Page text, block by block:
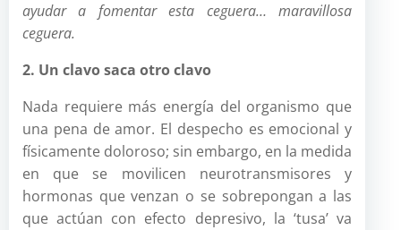
ayudar a fomentar esta ceguera… maravillosa
ceguera.
2. Un clavo saca otro clavo
Nada requiere más energía del organismo que
una pena de amor. El despecho es emocional y
físicamente doloroso; sin embargo, en la medida
en que se movilicen neurotransmisores y
hormonas que venzan o se sobrepongan a las
que actúan con efecto depresivo, la ‘tusa’ va